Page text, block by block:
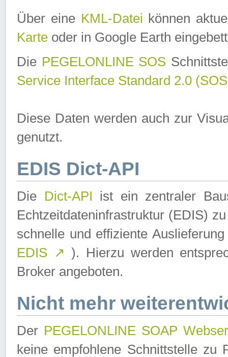
Über eine KML-Datei können
Karte oder in Google Earth
Die PEGELONLINE SOS
Service Interface Standard 2.0
Diese Daten werden auch zur
genutzt.
EDIS Dict-API
Die Dict-API ist ein zentraler
Echtzeitdateninfrastruktur (EDIS)
schnelle und effiziente
EDIS ↗ ). Hierzu werden
Broker angeboten.
Nicht mehr
Der PEGELONLINE SOAP
keine empfohlene Schnittstelle zu